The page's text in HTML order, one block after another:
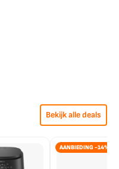
Bekijk alle deals
AANBIEDING -14%